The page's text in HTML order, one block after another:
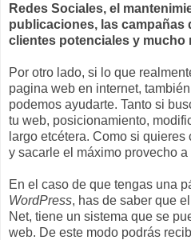
Redes Sociales, el
publicaciones, las campañas
clientes potenciales y mucho
Por otro lado, si lo que
pagina web en internet, también
podemos ayudarte. Tanto si
tu web, posicionamiento,
largo etcétera. Como si
y sacarle el máximo provecho
En el caso de que tengas una
WordPress, has de saber que
Net, tiene un sistema que se
web. De este modo podrás